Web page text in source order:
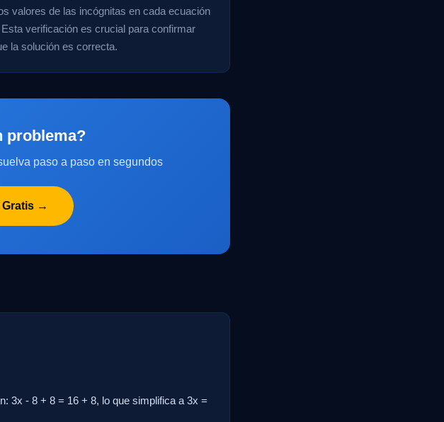
valores de las incógnitas en cada ecuación
verificación es crucial para confirmar
la solución es correcta.
problema?
paso a paso en segundos
Gratis →
3x - 8 + 8 = 16 + 8, lo que simplifica a 3x =